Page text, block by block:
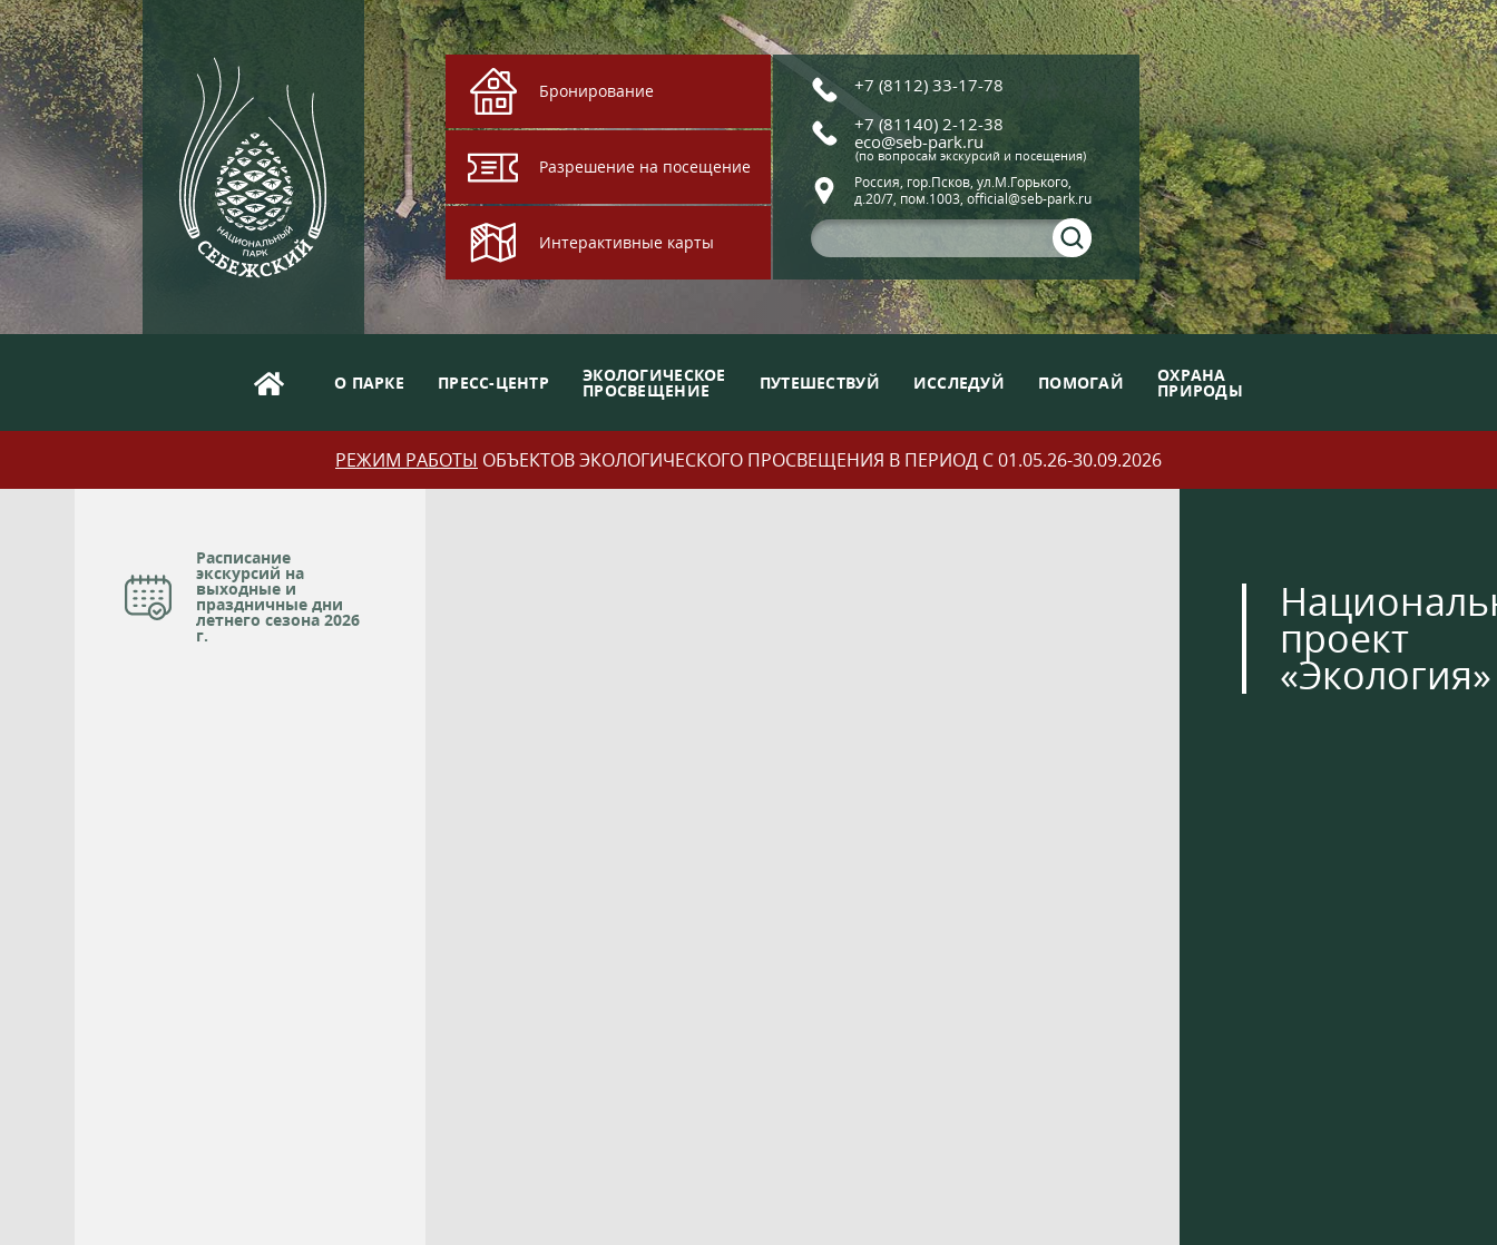
Бронирование
Разрешение на посещение
Интерактивные карты
+7 (8112) 33-17-78
+7 (81140) 2-12-38
eco@seb-park.ru
(по вопросам экскурсий и посещения)
Россия, гор.Псков, ул.М.Горького,
д.20/7, пом.1003, official@seb-park.ru
О ПАРКЕ ПРЕСС-ЦЕНТР ЭКОЛОГИЧЕСКОЕ
ПРОСВЕЩЕНИЕ ПУТЕШЕСТВУЙ ИССЛЕДУЙ ПОМОГАЙ ОХРАНА
ПРИРОДЫ
РЕЖИМ РАБОТЫ ОБЪЕКТОВ ЭКОЛОГИЧЕСКОГО ПРОСВЕЩЕНИЯ В ПЕРИОД С 01.05.26-30.09.2026
Расписание
экскурсий на
выходные и
праздничные дни
летнего сезона 2026
г. проект
«Экология»